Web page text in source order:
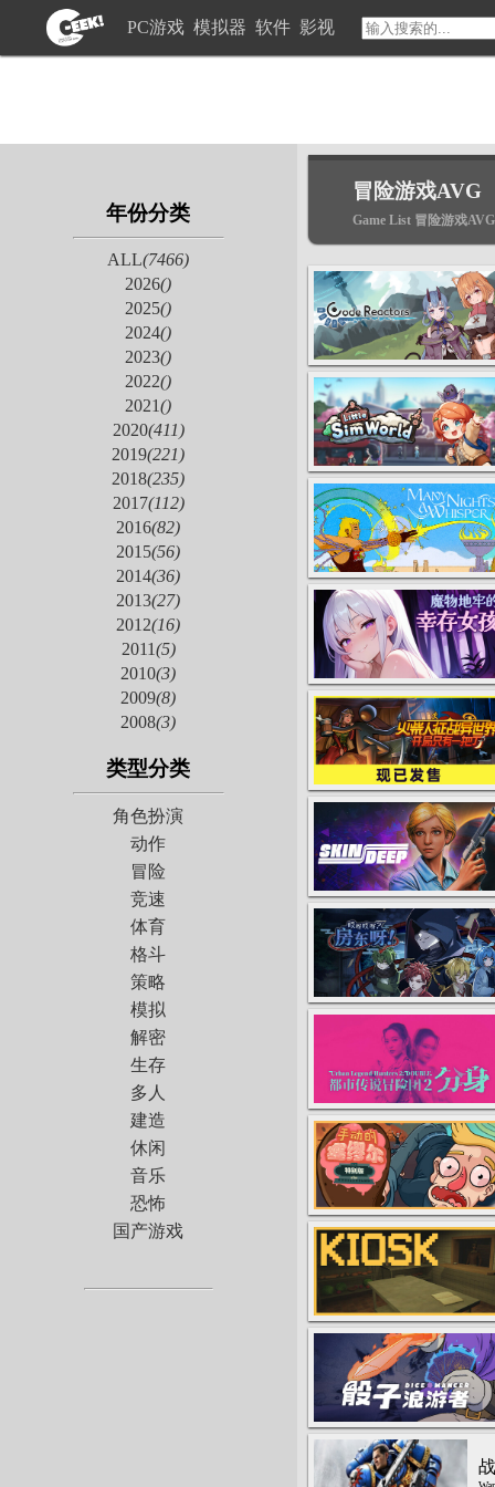
PC游戏 模拟器 软件 影视
年份分类
ALL(7466)
2026()
2025()
2024()
2023()
2022()
2021()
2020(411)
2019(221)
2018(235)
2017(112)
2016(82)
2015(56)
2014(36)
2013(27)
2012(16)
2011(5)
2010(3)
2009(8)
2008(3)
类型分类
角色扮演
动作
冒险
竞速
体育
格斗
策略
模拟
解密
生存
多人
建造
休闲
音乐
恐怖
国产游戏
冒险游戏AVG
Game List 冒险游戏AVG